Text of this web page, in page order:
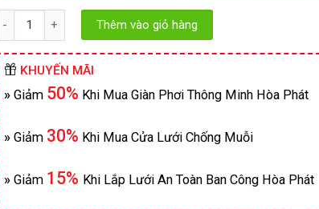
Số lượng Thêm vào giỏ hàng
KHUYẾN MÃI
»Giảm 50% Khi Mua Giàn Phơi Thông Minh Hòa Phát
»Giảm 30% Khi Mua Cửa Lưới Chống Muỗi
»Giảm 15% Khi Lắp Lưới An Toàn Ban Công Hòa Phát